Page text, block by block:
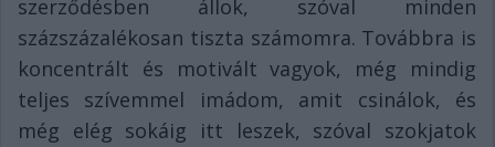
szerződésben állok, szóval minden
százszázalékosan tiszta számomra. Továbbra is
koncentrált és motivált vagyok, még mindig
teljes szívemmel imádom, amit csinálok, és
még elég sokáig itt leszek, szóval szokjatok